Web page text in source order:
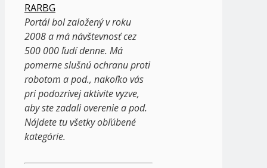
RARBG
Portál bol založený v roku
2008 a má návštevnosť cez
500 000 ľudí denne. Má
pomerne slušnú ochranu proti
robotom a pod., nakoľko vás
pri podozrivej aktivite vyzve,
aby ste zadali overenie a pod.
Nájdete tu všetky obľúbené
kategórie.